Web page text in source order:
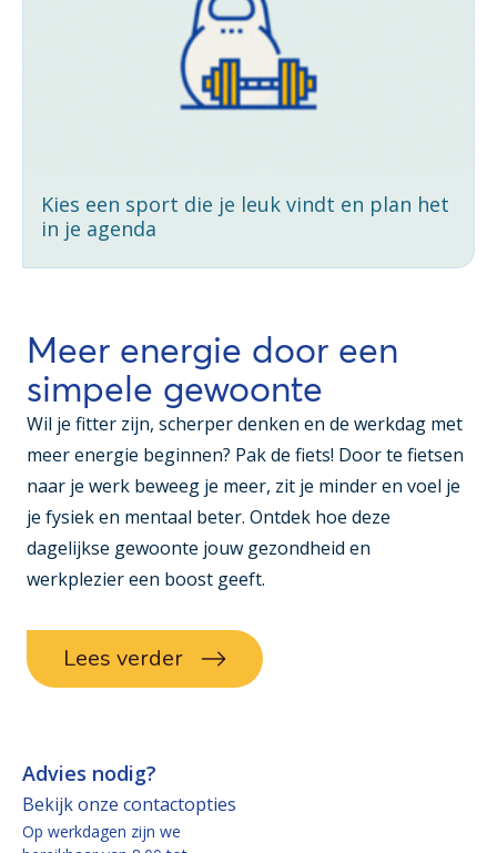
Kies een sport die je leuk vindt en plan het
in je agenda
Meer energie door een
simpele gewoonte
Wil je fitter zijn, scherper denken en de werkdag met
meer energie beginnen? Pak de fiets! Door te fietsen
naar je werk beweeg je meer, zit je minder en voel je
je fysiek en mentaal beter. Ontdek hoe deze
dagelijkse gewoonte jouw gezondheid en
werkplezier een boost geeft.
Lees verder
Advies nodig?
Bekijk onze contactopties
Op werkdagen zijn we